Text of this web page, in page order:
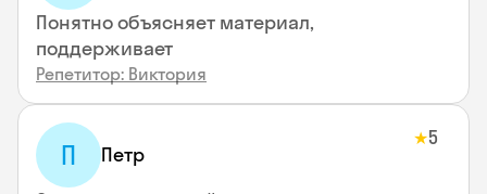
Понятно объясняет материал,
поддерживает
Репетитор: Виктория
П Петр
★5